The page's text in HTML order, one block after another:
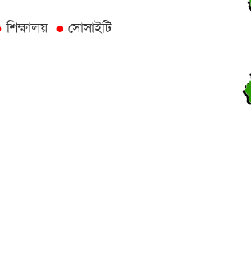
শিক্ষালয় ● সোসাইটি